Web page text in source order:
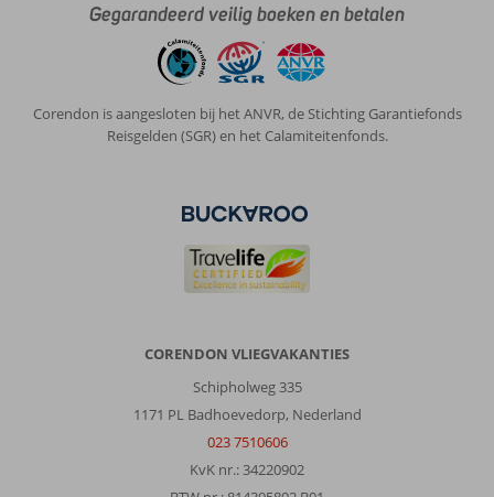
Gegarandeerd veilig boeken en betalen
Corendon is aangesloten bij het ANVR, de Stichting Garantiefonds
Reisgelden (SGR) en het Calamiteitenfonds.
CORENDON VLIEGVAKANTIES
Schipholweg 335
1171 PL Badhoevedorp, Nederland
023 7510606
KvK nr.: 34220902